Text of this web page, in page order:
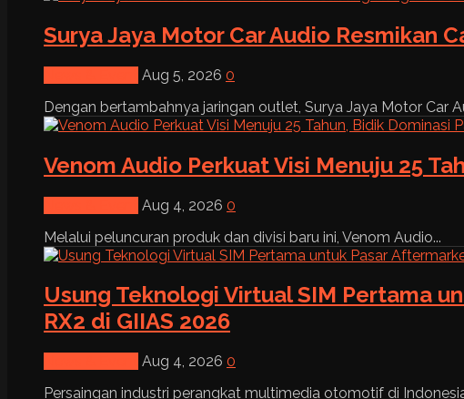
Surya Jaya Motor Car Audio Resmikan
Aug 5, 2026 0
Dengan bertambahnya jaringan outlet, Surya Jaya Motor Car
Venom Audio Perkuat Visi Menuju 25
Aug 4, 2026 0
Melalui peluncuran produk dan divisi baru ini, Venom Audio...
Usung Teknologi Virtual SIM Pertama
RX2 di GIIAS 2026
Aug 4, 2026 0
Persaingan industri perangkat multimedia otomotif di